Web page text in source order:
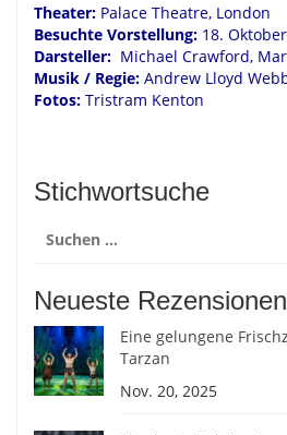
Theater: Palace Theatre, London
Besuchte Vorstellung: 18.
Darsteller: Michael Crawford,
Musik / Regie: Andrew Lloyd
Fotos: Tristram Kenton
Stichwortsuche
nach:
Neueste Rezensionen
Eine gelungene
Tarzan
Nov. 20, 2025